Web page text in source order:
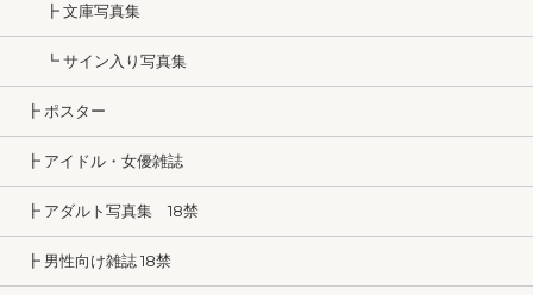
┣ 文庫写真集
┗ サイン入り写真集
┣ ポスター
┣ アイドル・女優雑誌
┣ アダルト写真集 18禁
┣ 男性向け雑誌 18禁